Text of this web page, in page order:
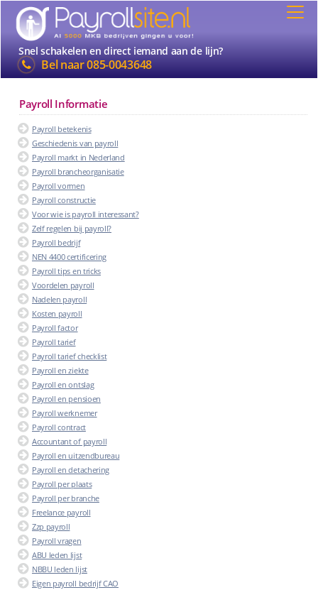
Snel schakelen en direct iemand aan de lijn?
Bel naar085-0043648
Payroll Informatie
Payroll betekenis
Geschiedenis van payroll
Payroll markt in Nederland
Payroll brancheorganisatie
Payroll vormen
Payroll constructie
Voor wie is payroll interessant?
Zelf regelen bij payroll?
Payroll bedrijf
NEN 4400 certificering
Payroll tips en tricks
Voordelen payroll
Nadelen payroll
Kosten payroll
Payroll factor
Payroll tarief
Payroll tarief checklist
Payroll en ziekte
Payroll en ontslag
Payroll en pensioen
Payroll werknemer
Payroll contract
Accountant of payroll
Payroll en uitzendbureau
Payroll en detachering
Payroll per plaats
Payroll per branche
Freelance payroll
Zzp payroll
Payroll vragen
ABU leden lijst
NBBU leden lijst
Eigen payroll bedrijf CAO